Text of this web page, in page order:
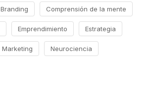
Branding Comprensión de la mente
Emprendimiento Estrategia
Marketing Neurociencia